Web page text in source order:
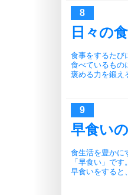
日々の
食事をするたび
食べているもの
褒める力を鍛え
早食い
食生活を豊かに
「早食い」です。
早食いをすると